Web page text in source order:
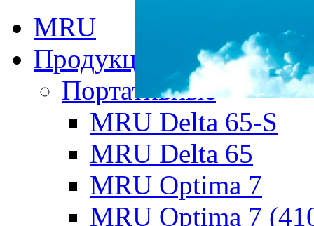
MRU
Продукция MRU
Портативные
MRU Delta 65-S
MRU Delta 65
MRU Optima 7
MRU Optima 7